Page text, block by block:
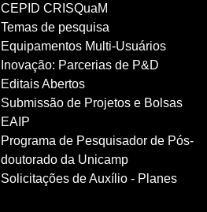
CEPID CRISQuaM
Temas de pesquisa
Equipamentos Multi-Usuários
Inovação: Parcerias de P&D
Editais Abertos
Submissão de Projetos e Bolsas
EAIP
Programa de Pesquisador de Pós-
doutorado da Unicamp
Solicitações de Auxílio - Planes